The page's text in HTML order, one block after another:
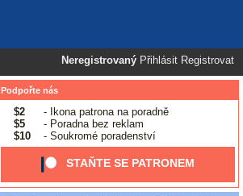
Neregistrovaný Přihlásit Registrovat
Podpořte nás
$2
- Ikona patrona na poradně
$5
- Poradna bez reklam
$10
- Soukromé poradenství
STAŇTE SE PATRONEM